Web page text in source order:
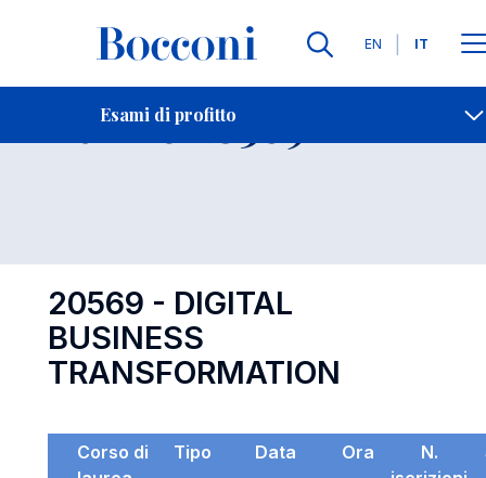
Lingue
EN IT
Esami di profitto
Contatti
Esame 20569 Open
20569 - DIGITAL
BUSINESS
TRANSFORMATION
Corso di
Tipo Data Ora
N.